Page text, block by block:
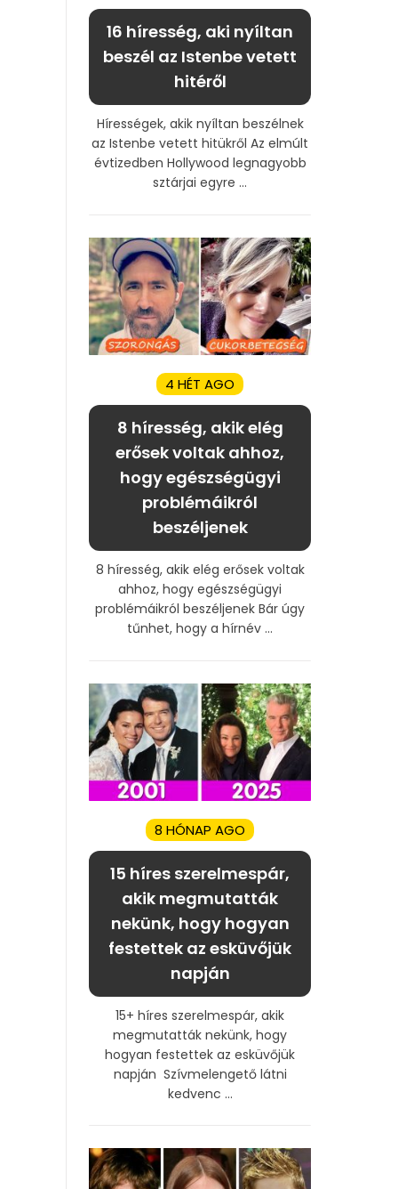
16 híresség, aki nyíltan
beszél az Istenbe vetett
hitéről
Hírességek, akik nyíltan beszélnek
az Istenbe vetett hitükről Az elmúlt
évtizedben Hollywood legnagyobb
sztárjai egyre ...
4 HÉT AGO
8 híresség, akik elég
erősek voltak ahhoz,
hogy egészségügyi
problémáikról
beszéljenek
8 híresség, akik elég erősek voltak
ahhoz, hogy egészségügyi
problémáikról beszéljenek Bár úgy
tűnhet, hogy a hírnév ...
8 HÓNAP AGO
15 híres szerelmespár,
akik megmutatták
nekünk, hogy hogyan
festettek az esküvőjük
napján
15+ híres szerelmespár, akik
megmutatták nekünk, hogy
hogyan festettek az esküvőjük
napján Szívmelengető látni
kedvenc ...